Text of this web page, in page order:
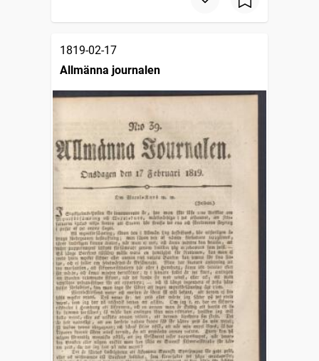
1819-02-17
Allmänna journalen